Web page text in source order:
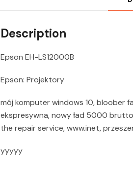
Description
Epson EH-LS12000B
Epson: Projektory
mój komputer windows 10, bloober
ekspresywna, nowy ład 5000
the repair service, www.inet,
yyyyy